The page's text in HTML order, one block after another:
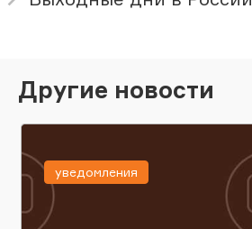
Другие новости
уведомления